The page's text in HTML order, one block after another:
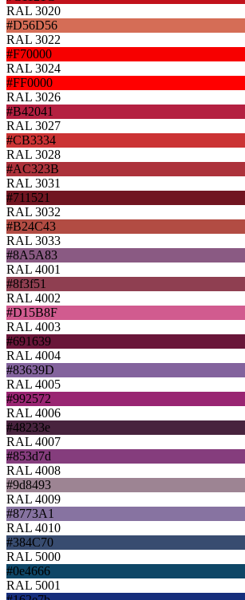
RAL 3020
#D56D56
RAL 3022
#F70000
RAL 3024
#FF0000
RAL 3026
#B42041
RAL 3027
#CB3334
RAL 3028
#AC323B
RAL 3031
#711521
RAL 3032
#B24C43
RAL 3033
#8A5A83
RAL 4001
#8f3f51
RAL 4002
#D15B8F
RAL 4003
#691639
RAL 4004
#83639D
RAL 4005
#992572
RAL 4006
#48233e
RAL 4007
#853d7d
RAL 4008
#9d8493
RAL 4009
#8773A1
RAL 4010
#384C70
RAL 5000
#0e4666
RAL 5001